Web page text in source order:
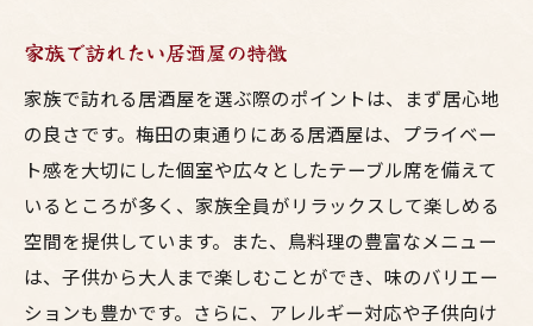
家族で訪れたい居酒屋の特徴
家族で訪れる居酒屋を選ぶ際のポイントは、まず居心地
の良さです。梅田の東通りにある居酒屋は、プライベー
ト感を大切にした個室や広々としたテーブル席を備えて
いるところが多く、家族全員がリラックスして楽しめる
空間を提供しています。また、鳥料理の豊富なメニュー
は、子供から大人まで楽しむことができ、味のバリエー
ションも豊かです。さらに、アレルギー対応や子供向け